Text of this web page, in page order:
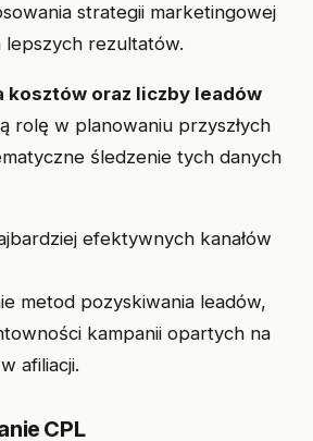
strategii marketingowej
lepszych rezultatów.
kosztów oraz liczby leadów
rolę w planowaniu przyszłych
śledzenie tych danych
efektywnych kanałów
metod pozyskiwania leadów,
kampanii opartych na
afiliacji.
CPL